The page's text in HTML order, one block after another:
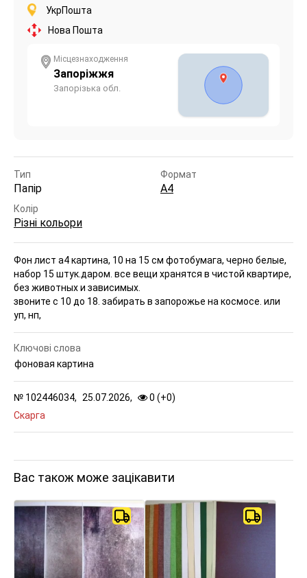
УкрПошта
Нова Пошта
Місцезнаходження
Запоріжжя
Запорізька обл.
Тип
Папір
Формат
А4
Колір
Різні кольори
Фон лист а4 картина, 10 на 15 см фотобумага, черно белые,
набор 15 штук.даром. все вещи хранятся в чистой квартире,
без животных и зависимых.
звоните с 10 до 18. забирать в запорожье на космосе. или
уп, нп,
№ 102446034, 25.07.2026, 0 (+0)
Скарга
Ключові слова
фоновая картина
Вас також може зацікавити